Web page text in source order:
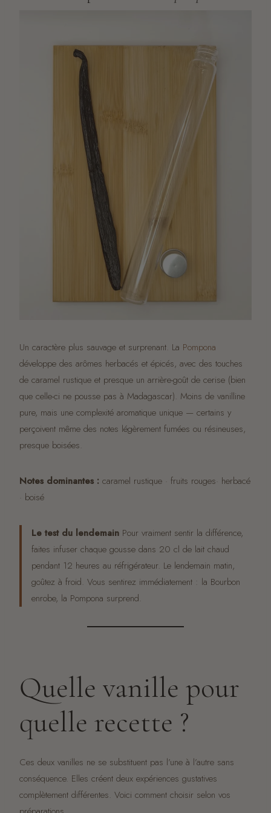
Un caractère plus sauvage et surprenant. La Pompona
développe des arômes herbacés et épicés, avec des touches
de caramel rustique et presque un arrière-goût de cerise (bien
que celle-ci ne pousse pas à Madagascar). Moins de vanilline
pure, mais une complexité aromatique unique — certains y
perçoivent même des notes légèrement fumées ou résineuses,
presque boisées.
Notes dominantes : caramel rustique · fruits rouges· herbacé
· boisé
Le test du lendemain Pour vraiment sentir la différence,
faites infuser chaque gousse dans 20 cl de lait chaud
pendant 12 heures au réfrigérateur. Le lendemain matin,
goûtez à froid. Vous sentirez immédiatement : la Bourbon
enrobe, la Pompona surprend.
Quelle vanille pour
quelle recette ?
Ces deux vanilles ne se substituent pas l’une à l’autre sans
conséquence. Elles créent deux expériences gustatives
complètement différentes. Voici comment choisir selon vos